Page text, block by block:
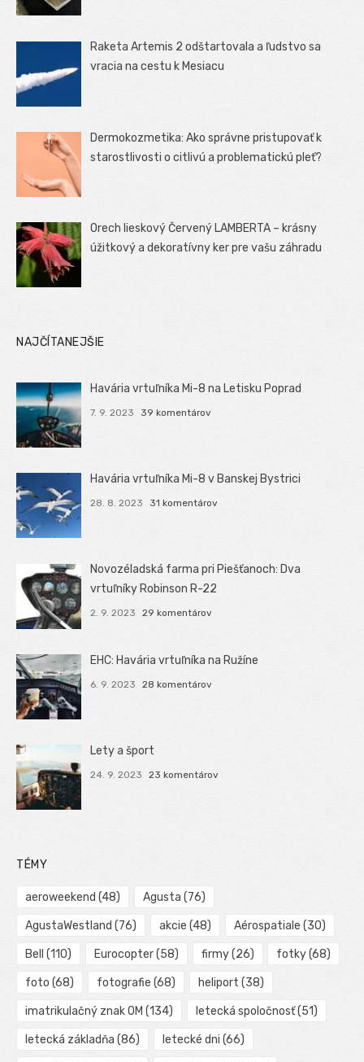
Raketa Artemis 2 odštartovala a ľudstvo sa
vracia na cestu k Mesiacu
Dermokozmetika: Ako správne pristupovať k
starostlivosti o citlivú a problematickú pleť?
Orech lieskový Červený LAMBERTA – krásny
úžitkový a dekoratívny ker pre vašu záhradu
NAJČÍTANEJŠIE
Havária vrtuľníka Mi-8 na Letisku Poprad
7. 9. 2023 39 komentárov
Havária vrtuľníka Mi-8 v Banskej Bystrici
28. 8. 2023 31 komentárov
Novozéladská farma pri Piešťanoch: Dva
vrtuľníky Robinson R-22
2. 9. 2023 29 komentárov
EHC: Havária vrtuľníka na Ružíne
6. 9. 2023 28 komentárov
Lety a šport
24. 9. 2023 23 komentárov
TÉMY
aeroweekend (48) Agusta (76)
AgustaWestland (76) akcie (48) Aérospatiale (30)
Bell (110) Eurocopter(58) firmy(26) fotky(68)
foto (68) fotografie (68) heliport (38)
imatrikulačný znak OM (134) letecká spoločnosť(51)
letecká základňa (86) letecké dni (66)